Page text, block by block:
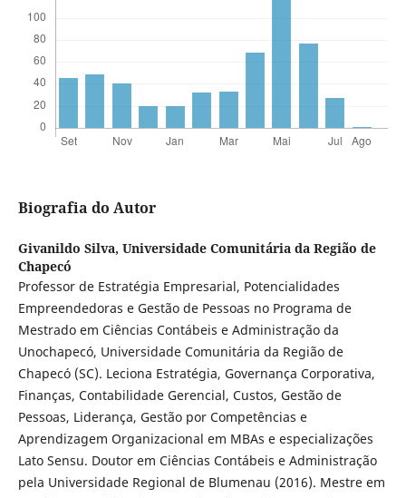
Biografia do Autor
Givanildo Silva, Universidade Comunitária da Região de
Chapecó
Professor de Estratégia Empresarial, Potencialidades
Empreendedoras e Gestão de Pessoas no Programa de
Mestrado em Ciências Contábeis e Administração da
Unochapecó, Universidade Comunitária da Região de
Chapecó (SC). Leciona Estratégia, Governança Corporativa,
Finanças, Contabilidade Gerencial, Custos, Gestão de
Pessoas, Liderança, Gestão por Competências e
Aprendizagem Organizacional em MBAs e especializações
Lato Sensu. Doutor em Ciências Contábeis e Administração
pela Universidade Regional de Blumenau (2016). Mestre em